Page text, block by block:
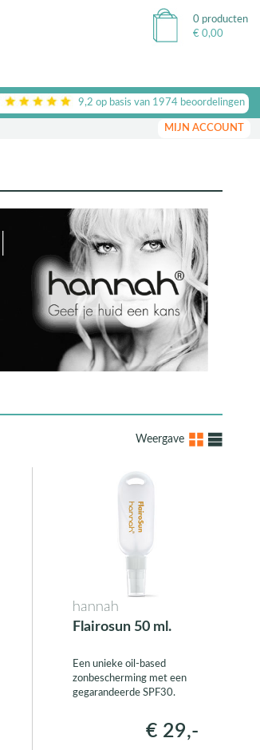
0 producten
€ 0,00
9,2 op basis van 1974beoordelingen
MIJN ACCOUNT
Weergave
hannah
Flairosun 50 ml.
Een unieke oil-based
zonbescherming met een
gegarandeerde SPF30.
€ 29,-